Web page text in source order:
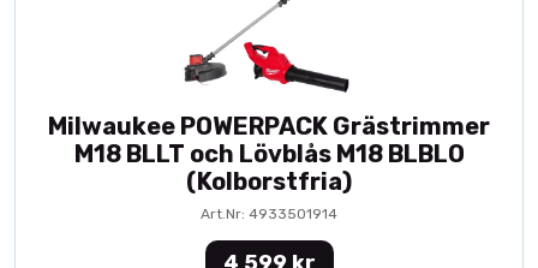
Milwaukee POWERPACK Grästrimmer
M18 BLLT och Lövblås M18 BLBLO
(Kolborstfria)
Art.Nr: 4933501914